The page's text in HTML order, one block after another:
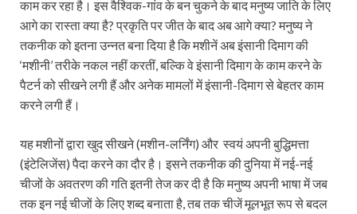
काम कर रहा है। इस वैश्विक-गांव के बन चुकने के बाद मनुष्य जाति के लिए
आगे का रास्ता क्या है? प्रकृति पर जीत के बाद अब आगे क्या? मनुष्य ने
तकनीक को इतना उन्नत बना दिया है कि मशीनें अब इंसानी दिमाग की
‘मशीनी’ तरीके नकल नहीं करतीं, बल्कि वे इंसानी दिमाग के काम करने के
पैटर्न को सीखने लगी हैं और अनेक मामलों में इंसानी-दिमाग से बेहतर काम
करने लगी हैं।
यह मशीनों द्वारा खुद सीखने (मशीन-लर्निंग) और स्वयं अपनी बुद्धिमत्ता
(इंटेलिजेंस) पैदा करने का दौर है। इसने तकनीक की दुनिया में नई-नई
चीजों के अवतरण की गति इतनी तेज कर दी है कि मनुष्य अपनी भाषा में जब
तक इन नई चीजों के लिए शब्द बनाता है, तब तक चीजें मूलभूत रूप से बदल